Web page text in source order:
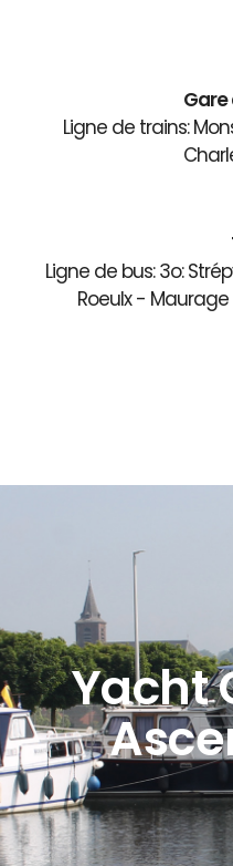
Gare
Ligne de trains:
Ligne de bus: 3o:
Roeulx -
Yacht